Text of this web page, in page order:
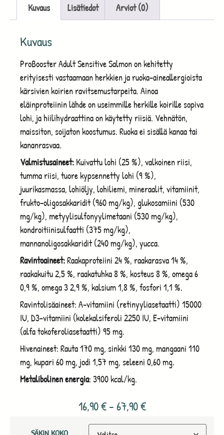
Kuvaus Lisätiedot Arviot (0)
Kuvaus
ProBooster Adult Sensitive Salmon on kehitetty
erityisesti vastaamaan herkkien ja ruoka-aineallergioista
kärsivien koirien ravitsemustarpeita. Ainoa
eläinproteiinin lähde on useimmille herkille koirille sopiva
lohi, ja hiilihydraattina on käytetty riisiä. Vehnätön,
maissiton, soijaton koostumus. Ruoka ei sisällä kanaa tai
kananrasvaa.
Valmistusaineet:Kuivattu lohi (25 %), valkoinen riisi,
tumma riisi, tuore kypsennetty lohi (9 %),
juurikasmassa, lohiöljy, lohiliemi, mineraalit, vitamiinit,
frukto-oligosakkaridit (960 mg/kg), glukosamiini (530
mg/kg), metyylisulfonyylimetaani (530 mg/kg),
kondroitiinisulfaatti (375 mg/kg),
mannanoligosakkaridit (240 mg/kg), yucca.
Ravintoaineet:Raakaproteiini 24 %, raakarasva 14 %,
raakakuitu 2,5 %, raakatuhka 8 %, kosteus 8 %, omega 6
0,9 %, omega 3 2,9 %, kalsium 1,8 %, fosfori 1,1 %.
Ravintolisäaineet: A-vitamiini (retinyyliasetaatti) 15000
IU, D3-vitamiini (kolekalsiferoli 2250 IU, E-vitamiini
(alfa tokoferoliasetaatti) 95 mg.
Hivenaineet: Rauta 170 mg, sinkki 130 mg, mangaani 110
mg, kupari 60 mg, jodi 1,57 mg, seleeni 0,60 mg.
Metalibolinen energia: 3900 kcal/kg.
16,90€ –67,90€